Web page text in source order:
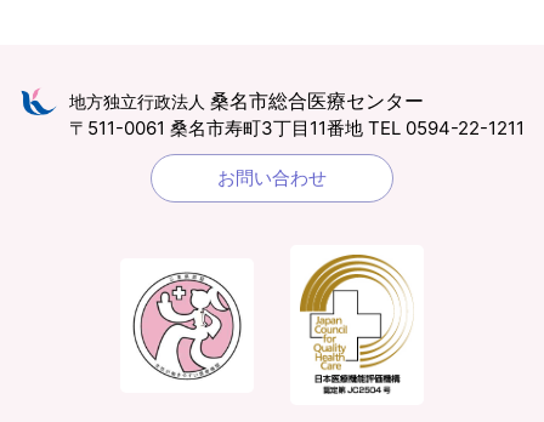
地方独立行政法人 桑名市総合医療センター
〒511-0061 桑名市寿町3丁目11番地 TEL 0594-22-1211
お問い合わせ